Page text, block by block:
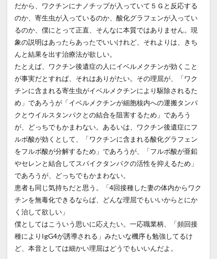
だから、ワクチンにナノチップが入っていて５Ｇと反応する
のか、寄生虫が入っているのか、酸化グラフェンが入ってい
るのか、僕にとって正直、そんなに本質ではありません。現
象の説明はあったらあったでいいけれど、それよりは、きち
んと結果を出す治療法が欲しい。
たとえば、ワクチン後遺症の人にイベルメクチンが効くこと
が事実だとすれば、それはありがたい。その理屈が、「ワク
チンに含まれる寄生虫がイベルメクチンにより駆除されるた
め」であろうが「イベルメクチンが細胞核内への運搬タンパ
クとウイルスタンパクとの結合を阻害するため」であろう
が、どっちでもかまわない。あるいは、ワクチン後遺症にフ
ルボ酸が効くとして、「ワクチンに含まれる酸化グラフェン
をフルボ酸が分解するため」であろうが、「フルボ酸が亜鉛
やセレンと結合してスパイクタンパクの活性を抑えるため」
であろうが、どっちでもかまわない。
患者も同じ気持ちだと思う。「4回接種した妻の体内からワク
チンを無毒化できるならば、どんな理屈でもいいからとにか
く治して欲しい」
僕としてはこういう思いに応えたい。一応職業柄、「頻回接
種によりIgG4が誘導される」みたいな機序も勉強してるけ
ど、本音としては細かい理屈はどうでもいいんだよ。